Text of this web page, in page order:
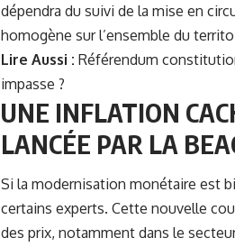
dépendra du suivi de la mise en
homogène sur l’ensemble du
Lire Aussi : Référendum
impasse ?
UNE INFLATION
LANCÉE PAR LA
Si la modernisation monétaire est
certains experts. Cette nouvelle
des prix, notamment dans le